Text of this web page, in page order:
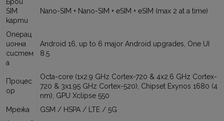
SIM
карти
Nano-SIM + Nano-SIM + eSIM + eSIM (max 2 at a time)
Операц
ионна
систем
а
Android 16, up to 6 major Android upgrades, One UI
8.5
Процес
ор
Octa-core (1x2.9 GHz Cortex-720 & 4x2.6 GHz Cortex-
720 & 3x1.95 GHz Cortex-520), Chipset Exynos 1680 (4
nm), GPU Xclipse 550
Мрежа
GSM / HSPA / LTE / 5G